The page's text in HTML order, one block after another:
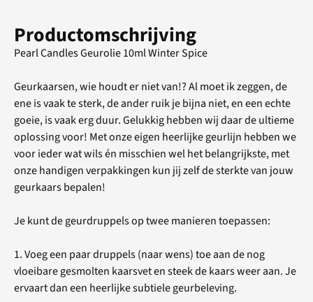
Productomschrijving
Pearl Candles Geurolie 10ml Winter Spice
Geurkaarsen, wie houdt er niet van!? Al moet ik zeggen, de
ene is vaak te sterk, de ander ruik je bijna niet, en een echte
goeie, is vaak erg duur. Gelukkig hebben wij daar de ultieme
oplossing voor! Met onze eigen heerlijke geurlijn hebben we
voor ieder wat wils én misschien wel het belangrijkste, met
onze handigen verpakkingen kun jij zelf de sterkte van jouw
geurkaars bepalen!
Je kunt de geurdruppels op twee manieren toepassen:
1. Voeg een paar druppels (naar wens) toe aan de nog
vloeibare gesmolten kaarsvet en steek de kaars weer aan. Je
ervaart dan een heerlijke subtiele geurbeleving.